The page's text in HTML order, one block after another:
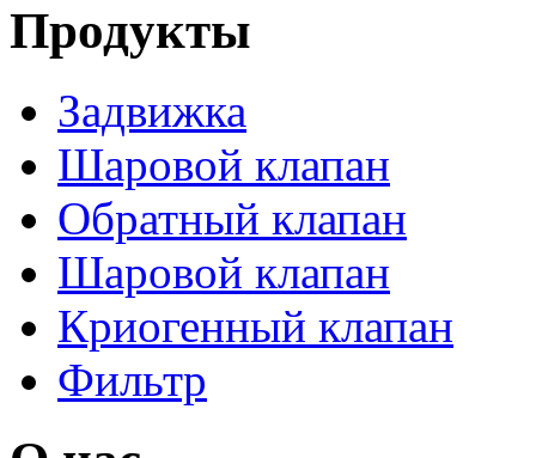
Продукты
Задвижка
Шаровой клапан
Обратный клапан
Шаровой клапан
Криогенный клапан
Фильтр